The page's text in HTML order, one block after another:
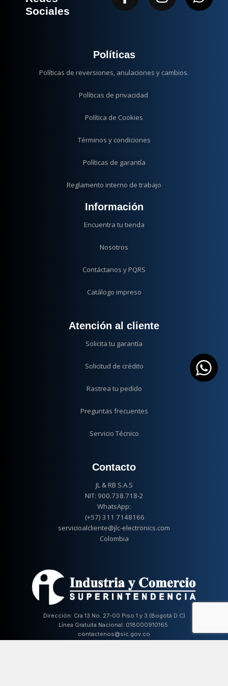
Sociales
Políticas
Políticas de reversiones, anulaciones y cambios.
Políticas de privacidad
Política de Cookies
Términos y condiciones
Políticas de garantía
Reglamento interno de trabajo
Información
Encuentra tu tienda
Nosotros
Contáctanos y PQRS
Catálogo impreso
Atención al cliente
Solicita tu garantía
Solicitud de crédito
Rastrea tu pedido
Preguntas frecuentes
Servicio Técnico
Contacto
JL & RB S.A.S
NIT: 900.738.718-2
WhatsApp:
(+57) 311 7148166
servicioalcliente@jlc-electronics.com
Colombia
Dirección: Cra 13 No. 27-00 Piso 1 y 3 (Bogotá D.C)
Línea Gratuita Nacional: 018000910165
contactenos@sic.gov.co